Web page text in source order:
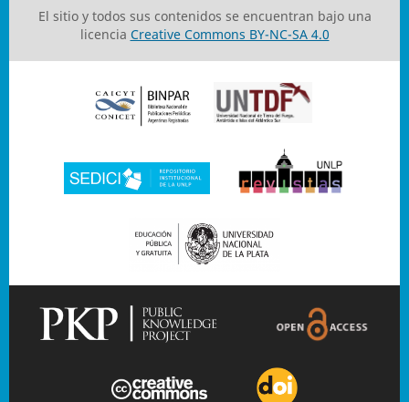
El sitio y todos sus contenidos se encuentran bajo una
licencia Creative Commons BY-NC-SA 4.0